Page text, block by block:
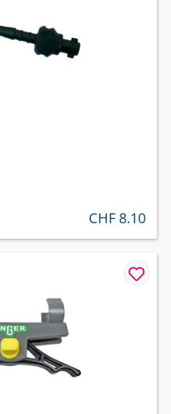
regulärer preis:
CHF 8.10